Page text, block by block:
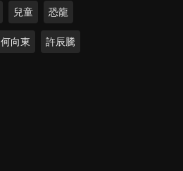
兒童 恐龍
何向東 許辰騰